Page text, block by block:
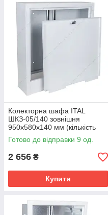
Колекторна шафа ITAL
ШКЗ-05/140 зовнішня
950x580x140 мм (кількість
контурів: 10-12)
Готово до відправки 9 од.
2 656 ₴
Купити